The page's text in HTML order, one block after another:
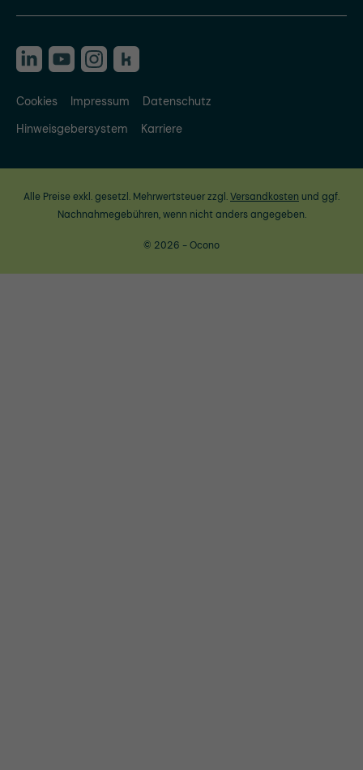
Cookies Impressum
Datenschutz
Hinweisgebersystem
Karriere
Alle Preise exkl. gesetzl. Mehrwertsteuer zzgl.Versandkosten und ggf.
Nachnahmegebühren, wenn nicht anders angegeben.
© 2026 - Ocono